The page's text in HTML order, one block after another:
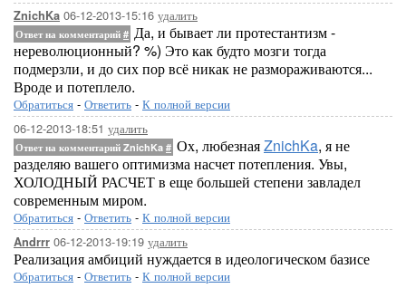
ZnichKa 06-12-2013-15:16 удалить
Ответ на комментарий # Да, и бывает ли протестантизм -
нереволюционный? %) Это как будто мозги тогда
подмерзли, и до сих пор всё никак не размораживаются...
Вроде и потеплело.
Обратиться - Ответить - К полной версии
06-12-2013-18:51 удалить
Ответ на комментарий ZnichKa # Ох, любезнаяZnichKa, я не
разделяю вашего оптимизма насчет потепления. Увы,
ХОЛОДНЫЙ РАСЧЕТ в еще большей степени завладел
современным миром.
Обратиться - Ответить - К полной версии
Andrrr 06-12-2013-19:19 удалить
Реализация амбиций нуждается в идеологическом базисе
Обратиться - Ответить - К полной версии